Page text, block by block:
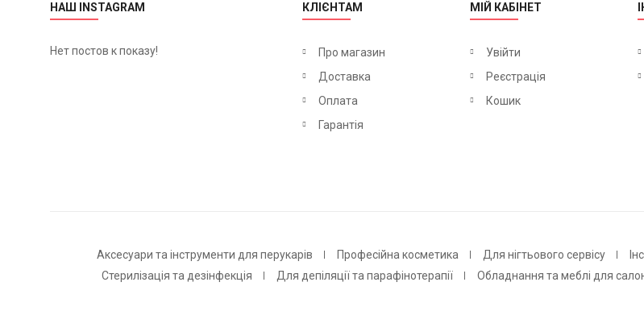
НАШ INSTAGRAM
Нет постов к показу!
КЛІЄНТАМ
Про магазин
Доставка
Оплата
Гарантія
МІЙ КАБІНЕТ
Увійти
Реєстрація
Кошик
Аксесуари та інструменти для перукарів Професійна косметика Для нігтьового сервісу
Стерилізація та дезінфекція
Для депіляції та парафінотерапії Обладнання та меблі для